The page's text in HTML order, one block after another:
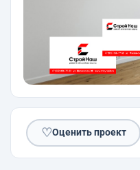
♡Оценить проект